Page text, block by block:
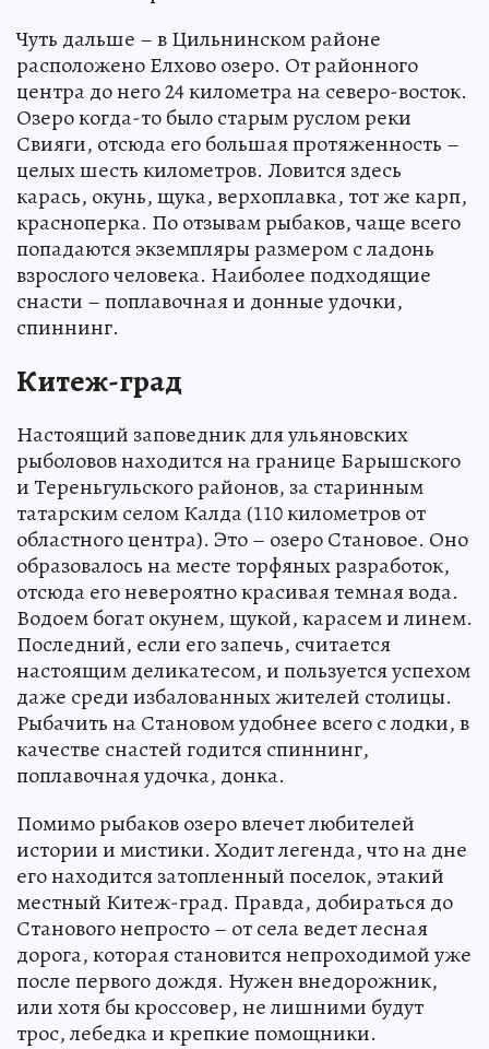
Чуть дальше – в Цильнинском районе
расположено Елхово озеро. От районного
центра до него 24 километра на северо-восток.
Озеро когда-то было старым руслом реки
Свияги, отсюда его большая протяженность –
целых шесть километров. Ловится здесь
карась, окунь, щука, верхоплавка, тот же карп,
красноперка. По отзывам рыбаков, чаще всего
попадаются экземпляры размером с ладонь
взрослого человека. Наиболее подходящие
снасти – поплавочная и донные удочки,
спиннинг.
Китеж-град
Настоящий заповедник для ульяновских
рыболовов находится на границе Барышского
и Тереньгульского районов, за старинным
татарским селом Калда (110 километров от
областного центра). Это – озеро Становое. Оно
образовалось на месте торфяных разработок,
отсюда его невероятно красивая темная вода.
Водоем богат окунем, щукой, карасем и линем.
Последний, если его запечь, считается
настоящим деликатесом, и пользуется успехом
даже среди избалованных жителей столицы.
Рыбачить на Становом удобнее всего с лодки, в
качестве снастей годится спиннинг,
поплавочная удочка, донка.
Помимо рыбаков озеро влечет любителей
истории и мистики. Ходит легенда, что на дне
его находится затопленный поселок, этакий
местный Китеж-град. Правда, добираться до
Станового непросто – от села ведет лесная
дорога, которая становится непроходимой уже
после первого дождя. Нужен внедорожник,
или хотя бы кроссовер, не лишними будут
трос, лебедка и крепкие помощники.